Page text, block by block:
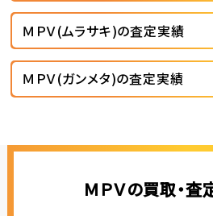
ＭＰＶ(ムラサキ)の査定実績
ＭＰＶ(ガンメタ)の査定実績
ＭＰＶの買取・査